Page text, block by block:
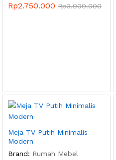
Rp2.750.000 Rp3.000.000
Meja TV Putih Minimalis
Modern
Brand: Rumah Mebel